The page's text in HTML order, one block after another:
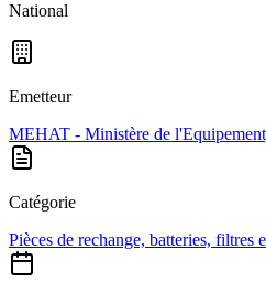
National
Emetteur
MEHAT - Ministère de
Catégorie
Pièces de rechange, batteries, filtres